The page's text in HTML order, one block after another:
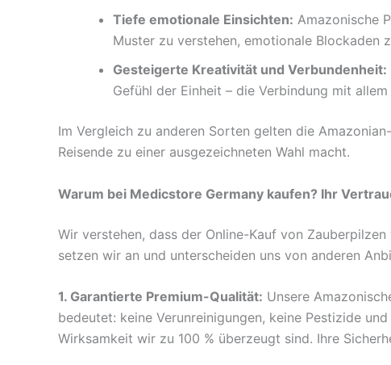
Tiefe emotionale Einsichten: Amazonische
Muster zu verstehen, emotionale Blockaden
Gesteigerte Kreativität und Verbundenheit:
Gefühl der Einheit – die Verbindung mit
Im Vergleich zu anderen Sorten gelten die
Reisende zu einer ausgezeichneten Wahl macht.
Warum bei Medicstore Germany kaufen? Ihr
Wir verstehen, dass der Online-Kauf von
setzen wir an und unterscheiden uns von anderen
1. Garantierte Premium-Qualität: Unsere
bedeutet: keine Verunreinigungen, keine Pestizide
Wirksamkeit wir zu 100 % überzeugt sind. Ihre